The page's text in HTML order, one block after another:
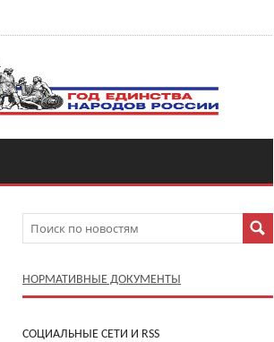
НОРМАТИВНЫЕ ДОКУМЕНТЫ
CОЦИАЛЬНЫЕ СЕТИ И RSS